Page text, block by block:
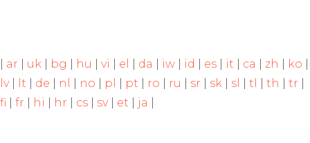
ar uk bg hu vi el da iw id es it ca zh ko
lv| lt de nl no pl pt ro ru sr sk sl tl th tr
fi
fr hi hr cs sv| et ja